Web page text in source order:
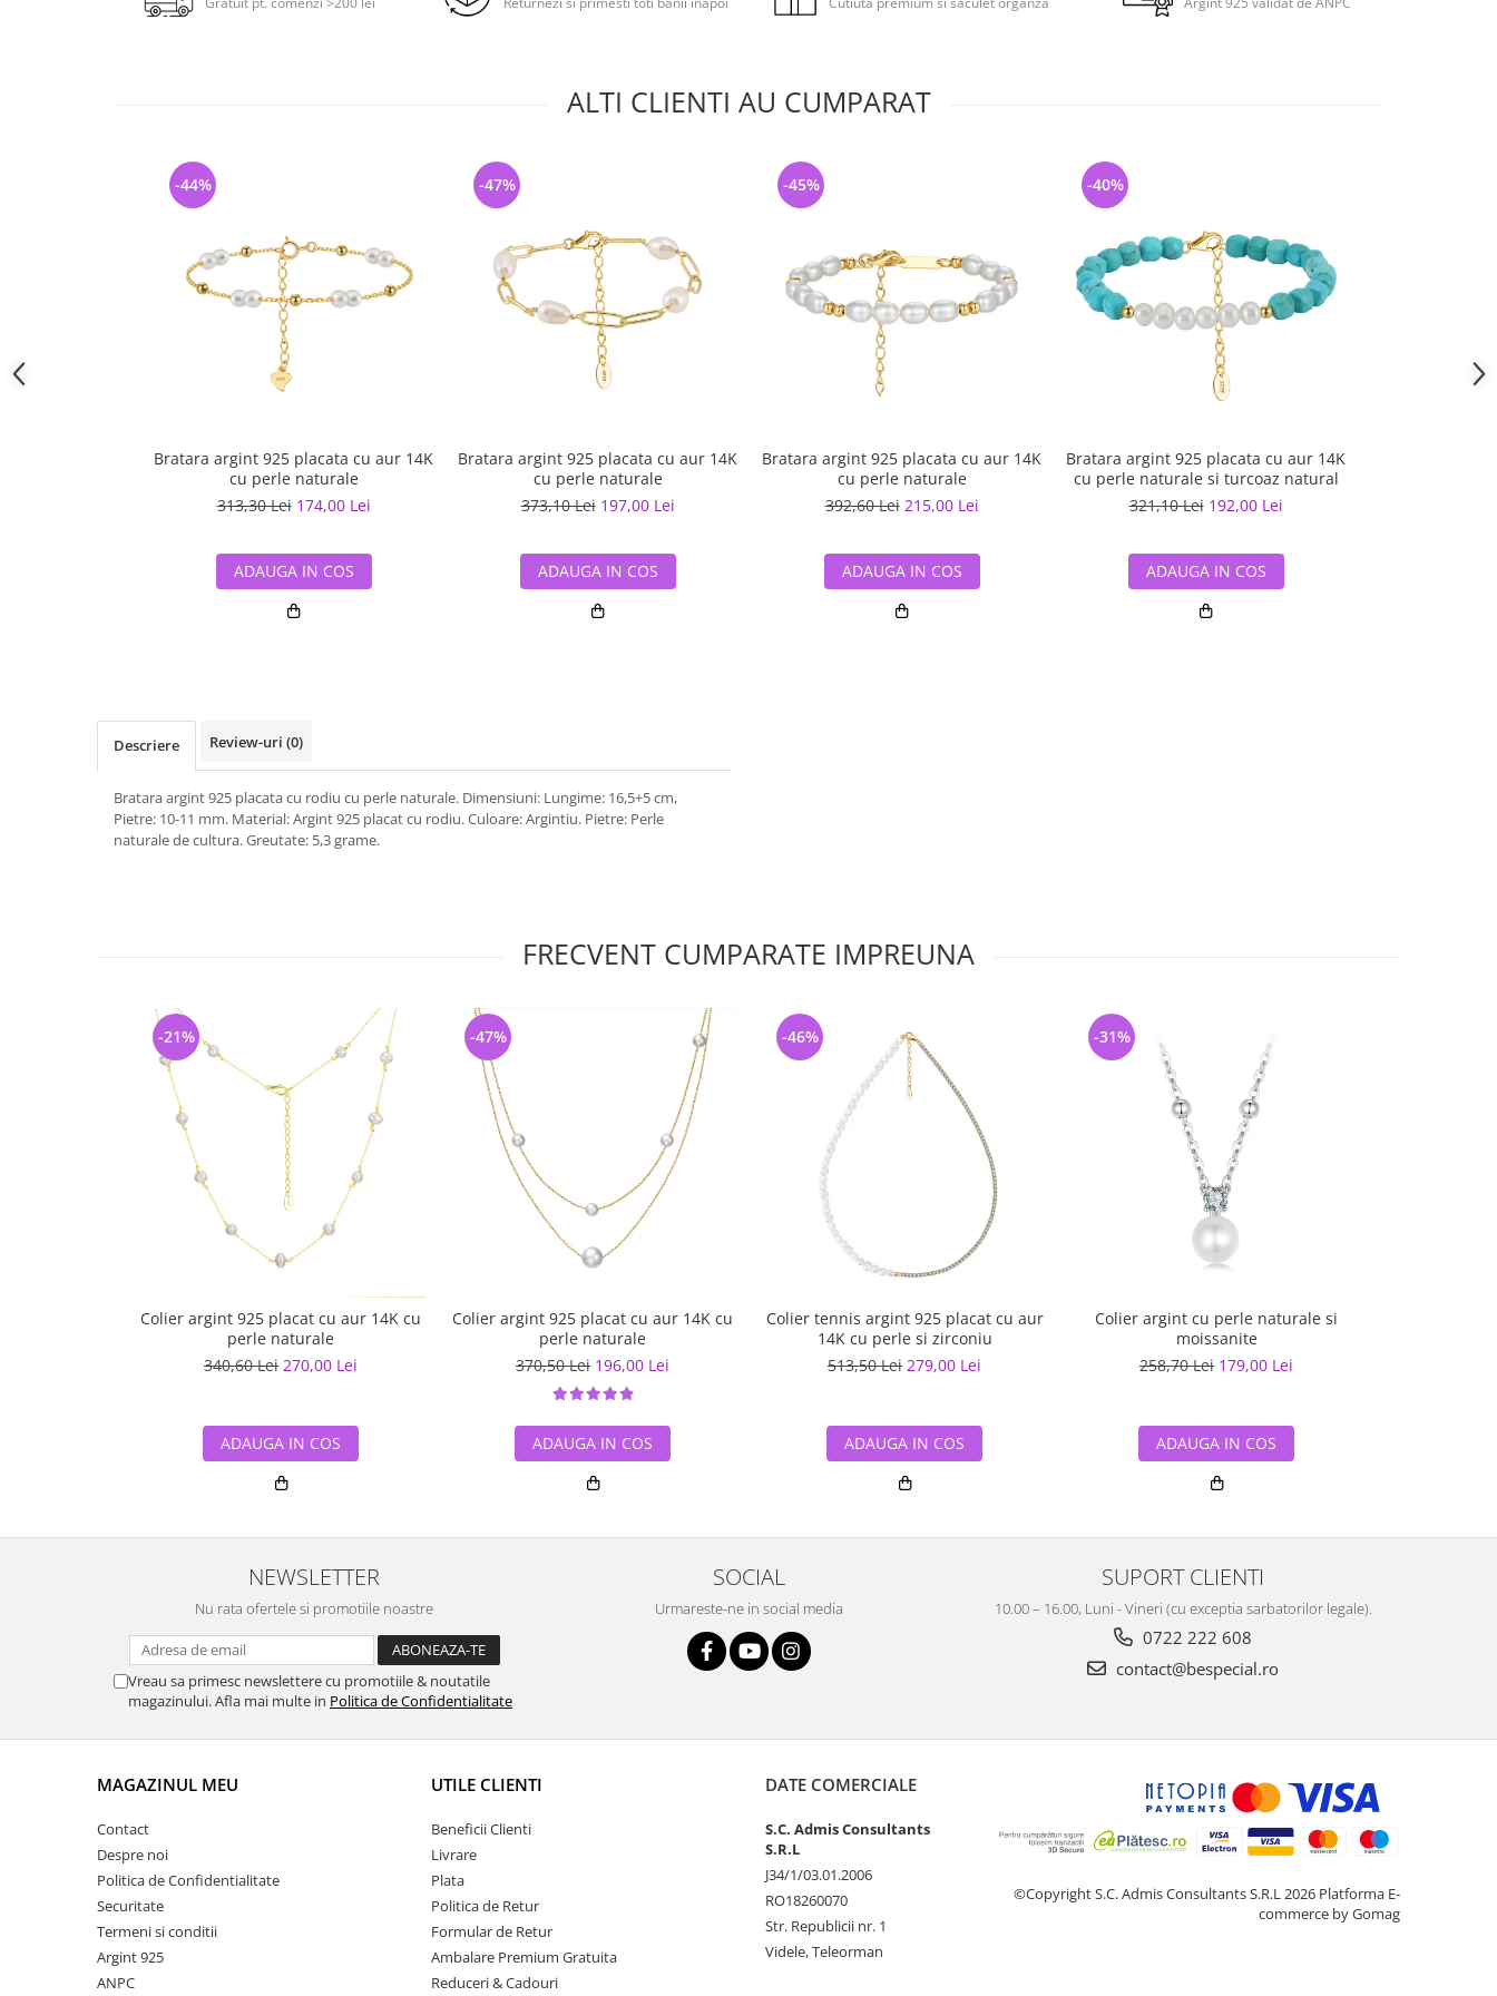
ALTI CLIENTI AU CUMPARAT
Bratara argint 925 placata cu aur 14K
cu perle naturale
313,30 Lei 174,00 Lei
-44%
ADAUGA IN COS
Bratara argint 925 placata cu aur 14K
cu perle naturale
373,10 Lei 197,00 Lei
-47%
ADAUGA IN COS
Bratara argint 925 placata cu aur 14K
cu perle naturale
392,60 Lei 215,00 Lei
-45%
ADAUGA IN COS
Bratara argint 925 placata cu aur 14K
cu perle naturale si turcoaz natural
321,10 Lei 192,00 Lei
-40%
ADAUGA IN COS
Descriere Review-uri (0)
Bratara argint 925 placata cu rodiu cu perle naturale. Dimensiuni: Lungime: 16,5+5 cm,
Pietre: 10-11 mm. Material: Argint 925 placat cu rodiu. Culoare: Argintiu. Pietre: Perle
naturale de cultura. Greutate: 5,3 grame.
FRECVENT CUMPARATE IMPREUNA
Colier argint 925 placat cu aur 14K cu
perle naturale
340,60 Lei 270,00 Lei
-21%
ADAUGA IN COS
Colier argint 925 placat cu aur 14K cu
perle naturale
370,50 Lei 196,00 Lei
-47%
ADAUGA IN COS
Colier tennis argint 925 placat cu aur
14K cu perle si zirconiu
513,50 Lei 279,00 Lei
-46%
ADAUGA IN COS
Colier argint cu perle naturale si
moissanite
258,70 Lei 179,00 Lei
-31%
ADAUGA IN COS
NEWSLETTER
Nu rata ofertele si promotiile noastre
Vreau sa primesc newslettere cu promotiile & noutatile
magazinului. Afla mai multe in Politica de Confidentialitate
SOCIAL
Urmareste-ne in social media
SUPORT CLIENTI
10.00 – 16.00, Luni - Vineri (cu exceptia sarbatorilor legale).
0722 222 608
contact@bespecial.ro
MAGAZINUL MEU
Contact
Despre noi
Politica de Confidentialitate
Securitate
Termeni si conditii
Argint 925
ANPC
UTILE CLIENTI
Beneficii Clienti
Livrare
Plata
Politica de Retur
Formular de Retur
Ambalare Premium Gratuita
Reduceri & Cadouri
DATE COMERCIALE
S.C. Admis Consultants
S.R.L
J34/1/03.01.2006
RO18260070
Str. Republicii nr. 1
Videle, Teleorman
©Copyright S.C. Admis Consultants S.R.L 2026 Platforma E-
commerce by Gomag